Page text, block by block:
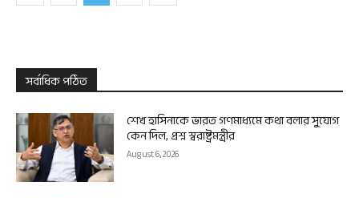
সর্বাধিক পঠিত
শেখ হাসিনাকে ভারত গণমাধ্যমে কথা বলার সুযোগ
কেন দিল, প্রশ্ন স্বরাষ্ট্রমন্ত্রীর
August 6, 2026